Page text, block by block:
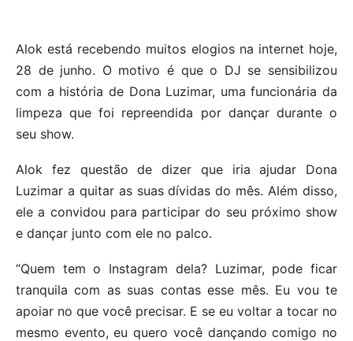
Alok está recebendo muitos elogios na internet hoje,
28 de junho. O motivo é que o DJ se sensibilizou
com a história de Dona Luzimar, uma funcionária da
limpeza que foi repreendida por dançar durante o
seu show.
Alok fez questão de dizer que iria ajudar Dona
Luzimar a quitar as suas dívidas do mês. Além disso,
ele a convidou para participar do seu próximo show
e dançar junto com ele no palco.
“Quem tem o Instagram dela? Luzimar, pode ficar
tranquila com as suas contas esse mês. Eu vou te
apoiar no que você precisar. E se eu voltar a tocar no
mesmo evento, eu quero você dançando comigo no